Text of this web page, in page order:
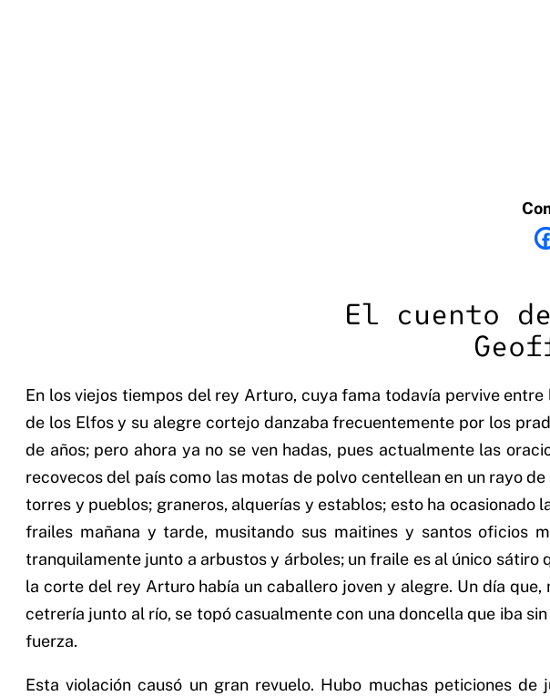
El cuento
En los viejos tiempos del rey Arturo, cuya fama todavía pervive
de los Elfos y su alegre cortejo danzaba frecuentemente por los
de años; pero ahora ya no se ven hadas, pues actualmente las
recovecos del país como las motas de polvo centellean en un rayo
torres y pueblos; graneros, alquerías y establos; esto ha ocasionado
frailes mañana y tarde, musitando sus maitines y santos oficios
tranquilamente junto a arbustos y árboles; un fraile es al único sátiro
la corte del rey Arturo había un caballero joven y alegre. Un día
cetrería junto al río, se topó casualmente con una doncella que iba
fuerza.
Esta violación causó un gran revuelo. Hubo muchas peticiones